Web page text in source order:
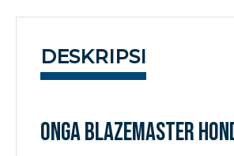
DESKRIPSI
Onga Blazemaster